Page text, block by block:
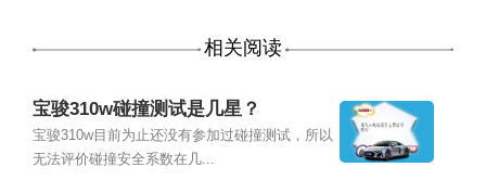
相关阅读
宝骏310w碰撞测试是几星？
宝骏310w目前为止还没有参加过碰撞测试，所以
无法评价碰撞安全系数在几...